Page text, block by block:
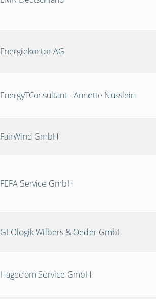
Energiekontor AG
EnergyTConsultant - Annette Nüsslein
FairWind GmbH
FEFA Service GmbH
GEOlogik Wilbers & Oeder GmbH
Hagedorn Service GmbH